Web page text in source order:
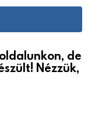
de
Nézzük,